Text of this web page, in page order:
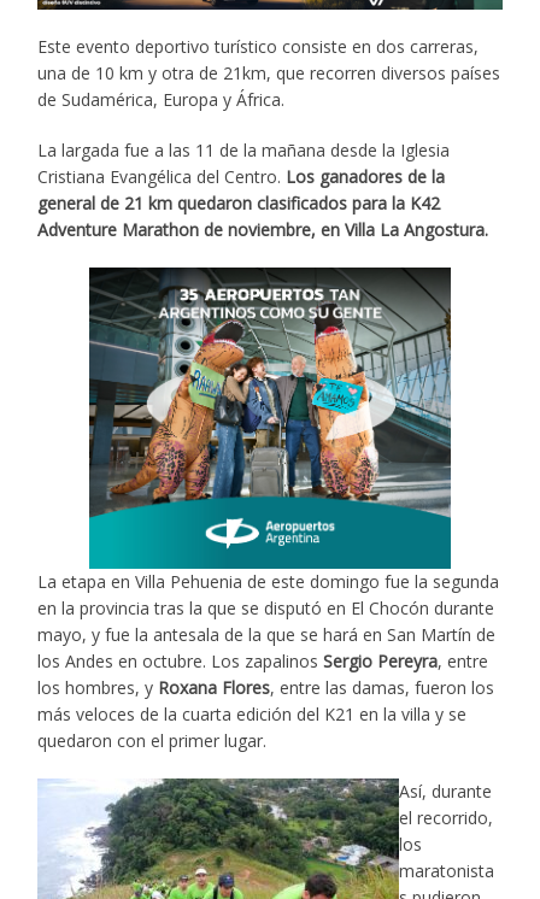
Este evento deportivo turístico consiste en dos carreras,
una de 10 km y otra de 21km, que recorren diversos países
de Sudamérica, Europa y África.
La largada fue a las 11 de la mañana desde la Iglesia
Cristiana Evangélica del Centro. Los ganadores de la
general de 21 km quedaron clasificados para la K42
Adventure Marathon de noviembre, en Villa La Angostura.
La etapa en Villa Pehuenia de este domingo fue la segunda
en la provincia tras la que se disputó en El Chocón durante
mayo, y fue la antesala de la que se hará en San Martín de
los Andes en octubre. Los zapalinosSergio Pereyra, entre
los hombres, y Roxana Flores, entre las damas, fueron los
más veloces de la cuarta edición del K21 en la villa y se
quedaron con el primer lugar.
Así, durante
el recorrido,
los
maratonista